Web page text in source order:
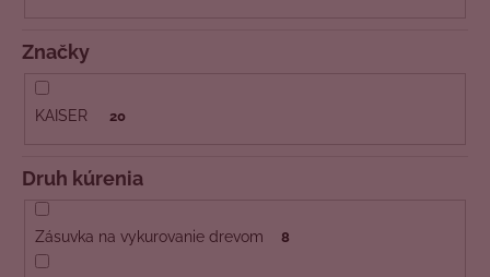
v
Značky
KAISER 20
Druh kúrenia
Zásuvka na vykurovanie drevom 8
e